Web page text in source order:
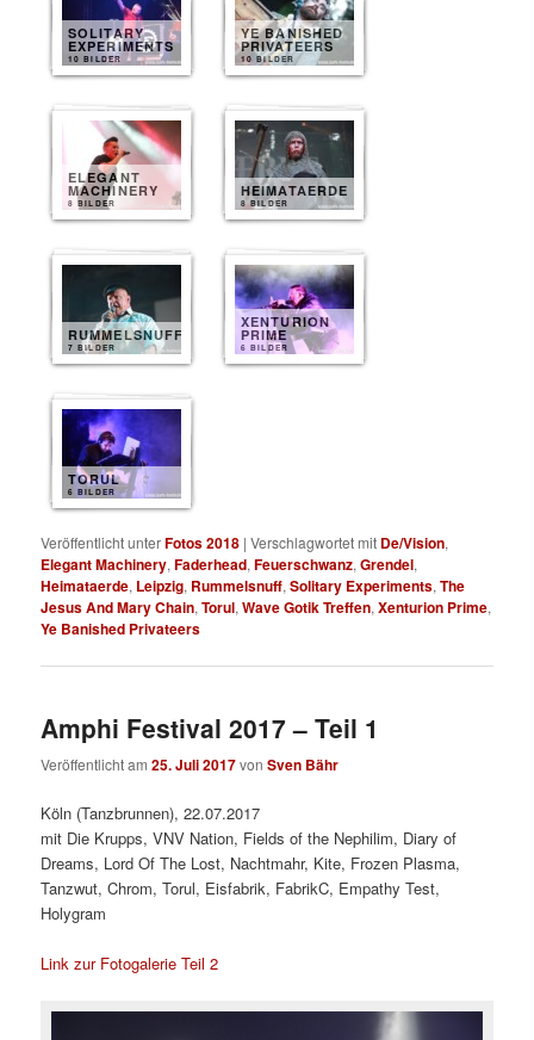
SOLITARY
EXPERIMENTS
10 BILDER
YE BANISHED
PRIVATEERS
10 BILDER
ELEGANT
MACHINERY
8 BILDER
HEIMATAERDE
8 BILDER
RUMMELSNUFF
7 BILDER
XENTURION
PRIME
6 BILDER
TORUL
6 BILDER
Veröffentlicht unterFotos 2018 |Verschlagwortet mit De/Vision,
Elegant Machinery,Faderhead,Feuerschwanz,Grendel,
Heimataerde, Leipzig, Rummelsnuff,Solitary Experiments,The
Jesus And Mary Chain,Torul,Wave Gotik Treffen,Xenturion Prime,
Ye Banished Privateers
Amphi Festival 2017 – Teil 1
Veröffentlicht am25. Juli 2017vonSven Bähr
Köln (Tanzbrunnen), 22.07.2017
mit Die Krupps, VNV Nation, Fields of the Nephilim, Diary of
Dreams, Lord Of The Lost, Nachtmahr, Kite, Frozen Plasma,
Tanzwut, Chrom, Torul, Eisfabrik, FabrikC, Empathy Test,
Holygram
Link zur Fotogalerie Teil 2